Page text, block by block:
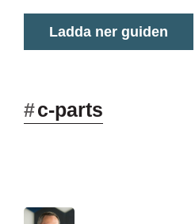
Ladda ner guiden
#c-parts